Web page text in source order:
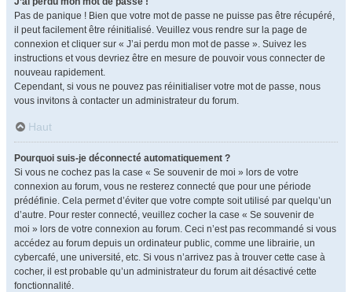
Pas de panique ! Bien que votre mot de passe ne puisse pas être récupéré,
il peut facilement être réinitialisé. Veuillez vous rendre sur la page de
connexion et cliquer sur « J’ai perdu mon mot de passe ». Suivez les
instructions et vous devriez être en mesure de pouvoir vous connecter de
nouveau rapidement.
Cependant, si vous ne pouvez pas réinitialiser votre mot de passe, nous
vous invitons à contacter un administrateur du forum.
Haut
Pourquoi suis-je déconnecté automatiquement ?
Si vous ne cochez pas la case « Se souvenir de moi » lors de votre
connexion au forum, vous ne resterez connecté que pour une période
prédéfinie. Cela permet d’éviter que votre compte soit utilisé par quelqu’un
d’autre. Pour rester connecté, veuillez cocher la case « Se souvenir de
moi » lors de votre connexion au forum. Ceci n’est pas recommandé si vous
accédez au forum depuis un ordinateur public, comme une librairie, un
cybercafé, une université, etc. Si vous n’arrivez pas à trouver cette case à
cocher, il est probable qu’un administrateur du forum ait désactivé cette
fonctionnalité.